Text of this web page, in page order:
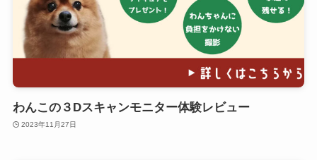
わんこの３Dスキャンモニター体験レビュー
2023年11月27日